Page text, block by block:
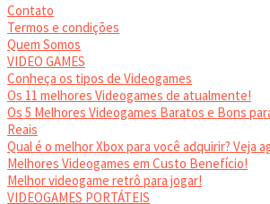
Contato
Termos e condições
Quem Somos
VIDEO GAMES
Conheça os tipos de Videogames
Os 11 melhores Videogames de atualmente!
Os 5 Melhores Videogames Baratos e Bons
Reais
Qual é o melhor Xbox para você adquirir? Veja
Melhores Videogames em Custo Benefício!
Melhor videogame retrô para jogar!
VIDEOGAMES PORTÁTEIS